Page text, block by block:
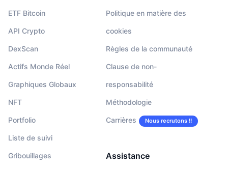
ETF Bitcoin
API Crypto
DexScan
Actifs Monde Réel
Graphiques Globaux
NFT
Portfolio
Liste de suivi
Gribouillages
Politique en matière des
cookies
Règles de la communauté
Clause de non-
responsabilité
Méthodologie
Carrières Nous recrutons !!
Assistance